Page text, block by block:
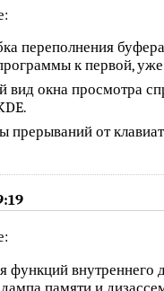
переполнения
к первой,
окна просмотра
прерываний от
функций внутреннего